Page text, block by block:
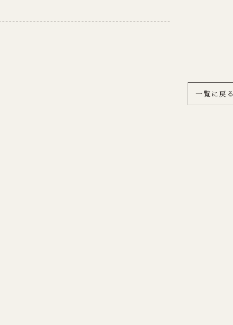
一覧に戻る